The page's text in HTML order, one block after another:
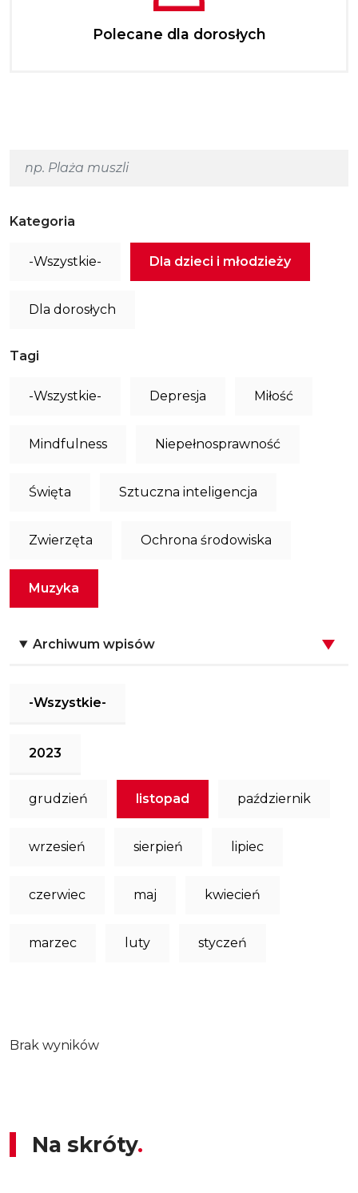
Polecane dla dorosłych
Kategoria
-Wszystkie- Dla dzieci i młodzieży
Dla dorosłych
Tagi
-Wszystkie- Depresja Miłość
Mindfulness Niepełnosprawność
Święta Sztuczna inteligencja
Zwierzęta Ochrona środowiska
Muzyka
Archiwum wpisów
-Wszystkie-
2023
grudzień listopad październik
wrzesień sierpień lipiec
czerwiec maj kwiecień
marzec luty styczeń
Brak wyników
Na skróty